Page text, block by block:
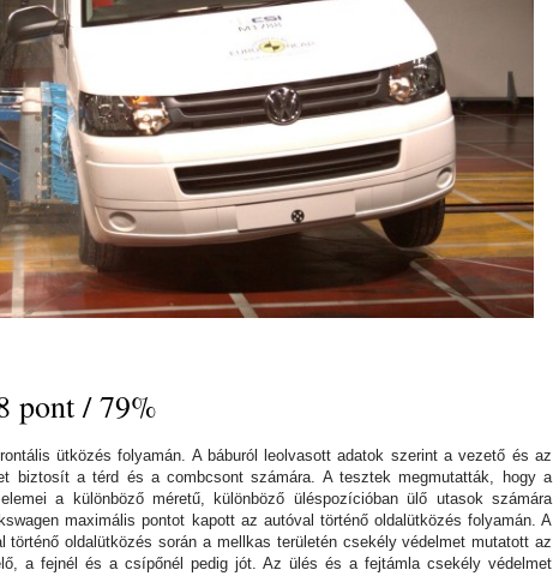
pont / 79%
ütközés folyamán. A báburól leolvasott adatok szerint a vezető és az
biztosít a térd és a combcsont számára. A tesztek megmutatták, hogy a
a különböző méretű, különböző üléspozícióban ülő utasok számára
maximális pontot kapott az autóval történő oldalütközés folyamán. A
történő oldalütközés során a mellkas területén csekély védelmet mutatott az
a fejnél és a csípőnél pedig jót. Az ülés és a fejtámla csekély védelmet